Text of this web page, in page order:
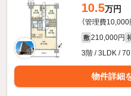
10.5万円
（管理費10,000
敷 210,000円
3階 / 3LDK /
物件詳細